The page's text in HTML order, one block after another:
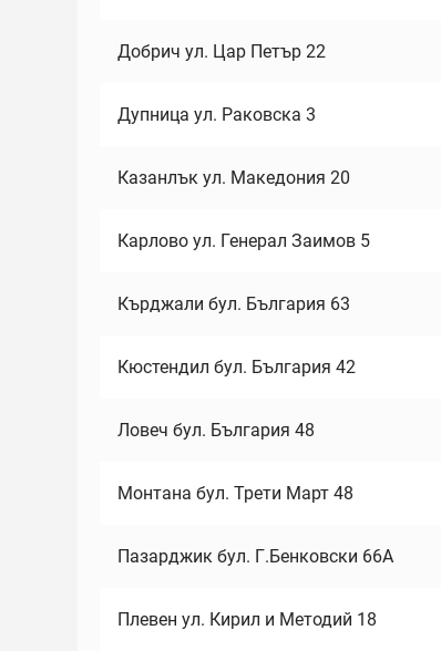
Добрич ул. Цар Петър 22
Дупница ул. Раковска 3
Казанлък ул. Македония 20
Карлово ул. Генерал Заимов 5
Кърджали бул. България 63
Кюстендил бул. България 42
Ловеч бул. България 48
Монтана бул. Трети Март 48
Пазарджик бул. Г.Бенковски 66А
Плевен ул. Кирил и Методий 18